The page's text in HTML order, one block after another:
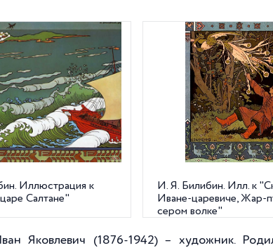
Иллюстрация к
Салтане"
И. Я. Билибин. Илл. к
Иване-царевиче, Жар-
сером волке"
Яковлевич (1876-1942) – художник.